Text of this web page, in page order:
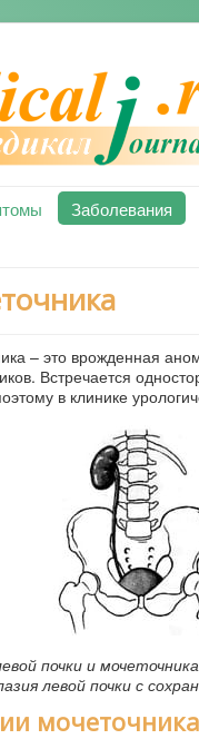
Заболевания
– это врожденная
Встречается
в клинике
почки и
левой почки с
мочеточника